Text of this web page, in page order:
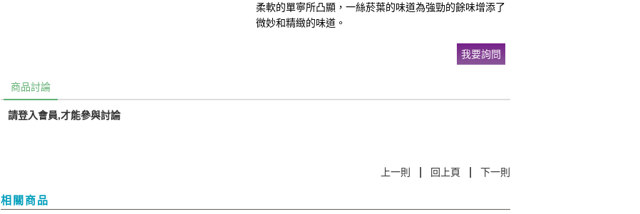
柔軟的單寧所凸顯，一絲菸葉的味道為強勁的餘味增添了
微妙和精緻的味道。
我要詢問
商品討論
請登入會員,才能參與討論
上一則 回上頁 下一則
相關商品